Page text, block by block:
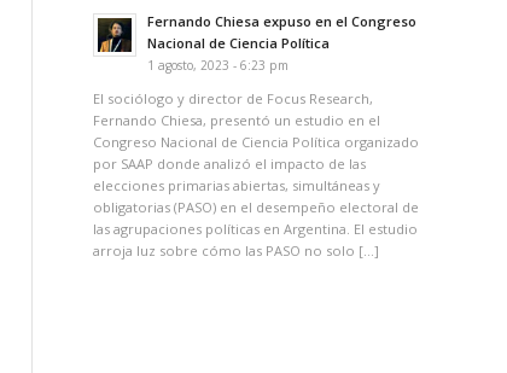
Fernando Chiesa expuso en el Congreso
Nacional de Ciencia Política
1 agosto, 2023 - 6:23 pm
El sociólogo y director de Focus Research,
Fernando Chiesa, presentó un estudio en el
Congreso Nacional de Ciencia Política organizado
por SAAP donde analizó el impacto de las
elecciones primarias abiertas, simultáneas y
obligatorias (PASO) en el desempeño electoral de
las agrupaciones políticas en Argentina. El estudio
arroja luz sobre cómo las PASO no solo […]